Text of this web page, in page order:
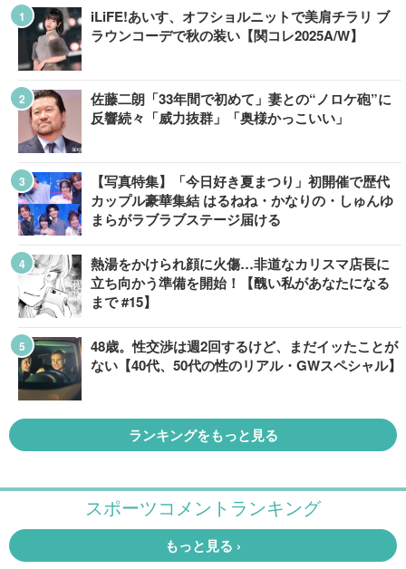
iLiFE!あいす、オフショルニットで美肩チラリ ブ
ラウンコーデで秋の装い【関コレ2025A/W】
佐藤二朗「33年間で初めて」妻との“ノロケ砲”に
反響続々「威力抜群」「奥様かっこいい」
【写真特集】「今日好き夏まつり」初開催で歴代
カップル豪華集結 はるねね・かなりの・しゅんゆ
まらがラブラブステージ届ける
熱湯をかけられ顔に火傷…非道なカリスマ店長に
立ち向かう準備を開始！【醜い私があなたになる
まで #15】
48歳。性交渉は週2回するけど、まだイッたことが
ない【40代、50代の性のリアル・GWスペシャル】
ランキングをもっと見る